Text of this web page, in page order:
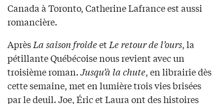
Canada à Toronto, Catherine Lafrance est aussi
romancière.
AprèsLa saison froideetLe retour de l’ours, la
pétillante Québécoise nous revient avec un
troisième roman.Jusqu’à la chute, en librairie dès
cette semaine, met en lumière trois vies brisées
par le deuil. Joe, Éric et Laura ont des histoires